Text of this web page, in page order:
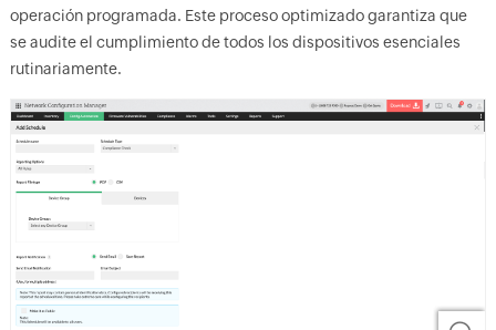
operación programada. Este proceso optimizado garantiza que
se audite el cumplimiento de todos los dispositivos esenciales
rutinariamente.